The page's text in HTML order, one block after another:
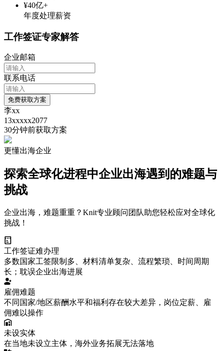
¥40亿+
年度处理薪资
工作签证专家解答
企业邮箱
联系电话
免费获取方案
李xx
13xxxxx2077
30分钟前获取方案
更懂出海企业
探索全球化进程中企业出海遇到的难题与
挑战
企业出海，难题重重？Knit专业顾问团队助您轻松应对全球化
挑战！
工作签证难办理
多数国家工签限制多、材料清单复杂、流程繁琐、时间周期
长；耽误企业出海进展
雇佣难题
不同国家/地区薪酬水平和福利存在较大差异，岗位定薪、雇
佣难以操作
未设实体
在当地未设立主体，海外业务拓展无法落地